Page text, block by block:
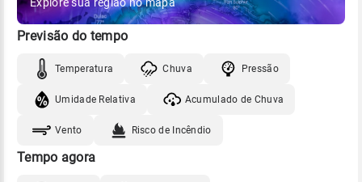
Previsão do tempo
Temperatura Chuva Pressão
Umidade Relativa Acumulado de Chuva
Vento Risco de Incêndio
Tempo agora